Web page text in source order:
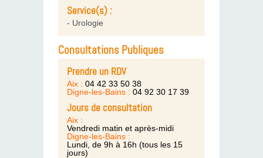
Service(s) :
- Urologie
Consultations Publiques
Prendre un RDV
Aix : 04 42 33 50 38
Digne-les-Bains : 04 92 30 17 39
Jours de consultation
Aix :
Vendredi matin et après-midi
Digne-les-Bains :
Lundi, de 9h à 16h (tous les 15
jours)